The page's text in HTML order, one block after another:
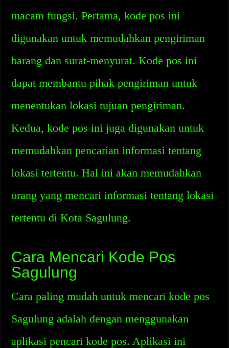
macam fungsi. Pertama, kode pos ini
digunakan untuk memudahkan pengiriman
barang dan surat-menyurat. Kode pos ini
dapat membantu pihak pengiriman untuk
menentukan lokasi tujuan pengiriman.
Kedua, kode pos ini juga digunakan untuk
memudahkan pencarian informasi tentang
lokasi tertentu. Hal ini akan memudahkan
orang yang mencari informasi tentang lokasi
tertentu di Kota Sagulung.
Cara Mencari Kode Pos
Sagulung
Cara paling mudah untuk mencari kode pos
Sagulung adalah dengan menggunakan
aplikasi pencari kode pos. Aplikasi ini